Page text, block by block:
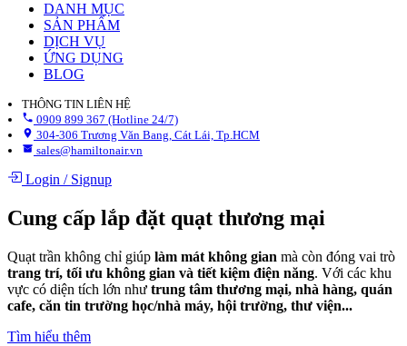
DANH MỤC
SẢN PHẨM
DỊCH VỤ
ỨNG DỤNG
BLOG
THÔNG TIN LIÊN HỆ
0909 899 367 (Hotline 24/7)
304-306 Trương Văn Bang, Cát Lái, Tp.HCM
sales@hamiltonair.vn
Login /Signup
Cung cấp lắp đặt quạt thương mại
Quạt trần không chỉ giúp làm mát không gian mà còn đóng vai trò
trang trí, tối ưu không gian và tiết kiệm điện năng. Với các khu
vực có diện tích lớn như trung tâm thương mại, nhà hàng, quán
cafe, căn tin trường học/nhà máy, hội trường, thư viện...
Tìm hiểu thêm